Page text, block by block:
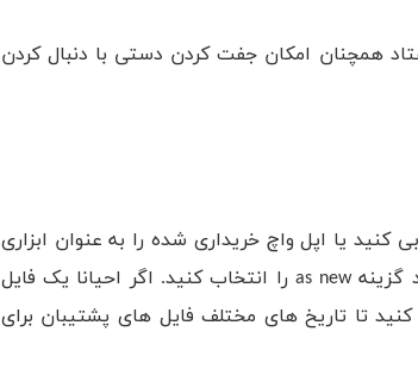
همچنان امکان جفت کردن دستی با دنبال کردن
یا اپل واچ خریداری شده را به عنوان ابزاری
گزینهas new را انتخاب کنید. اگر احیانا یک فایل
کنید تا تاریخ های مختلف فایل های پشتیبان برای